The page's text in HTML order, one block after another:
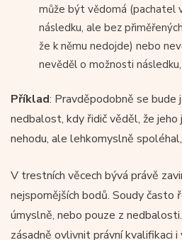
může být vědomá (pachatel
následku, ale bez
že k němu nedojde) nebo
nevěděl o možnosti
Příklad: Pravděpodobně se bude
nedbalost, kdy řidič věděl, že
nehodu, ale lehkomyslně
V trestních věcech bývá právě
nejspornějších bodů. Soudy často
úmyslně, nebo pouze z
zásadně ovlivnit právní kvalifikaci